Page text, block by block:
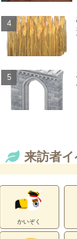
来訪者
かいぞく